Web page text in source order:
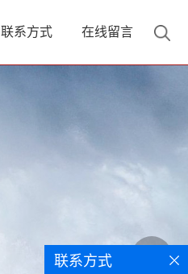
联系方式 在线留言
联系方式